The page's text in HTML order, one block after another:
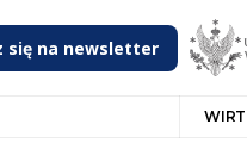
się na newsletter